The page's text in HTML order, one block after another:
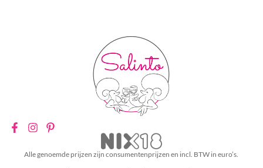
Alle genoemde prijzen zijn consumentenprijzen en incl. BTW in euro’s.